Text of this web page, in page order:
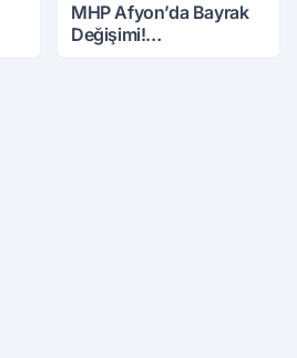
MHP Afyon’da Bayrak
Değişimi!